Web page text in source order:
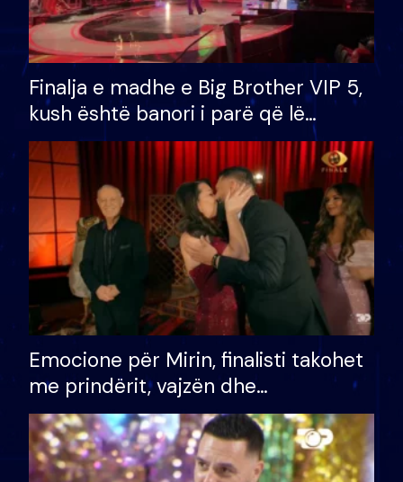
Finalja e madhe e Big Brother VIP 5,
kush është banori i parë që lë
shtëpinë dhe humb mundësinë për
të fituar çmimin e madh
Emocione për Mirin, finalisti takohet
me prindërit, vajzën dhe
bashkëshorten: S’kemi ndonjë letër
divorci apo jo?